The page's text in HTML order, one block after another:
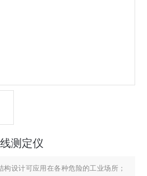
测定仪
构设计可应用在各种危险的工业场所；